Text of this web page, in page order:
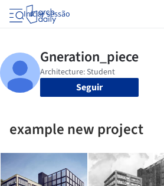
Iniciar sessão
Seguir
example new project